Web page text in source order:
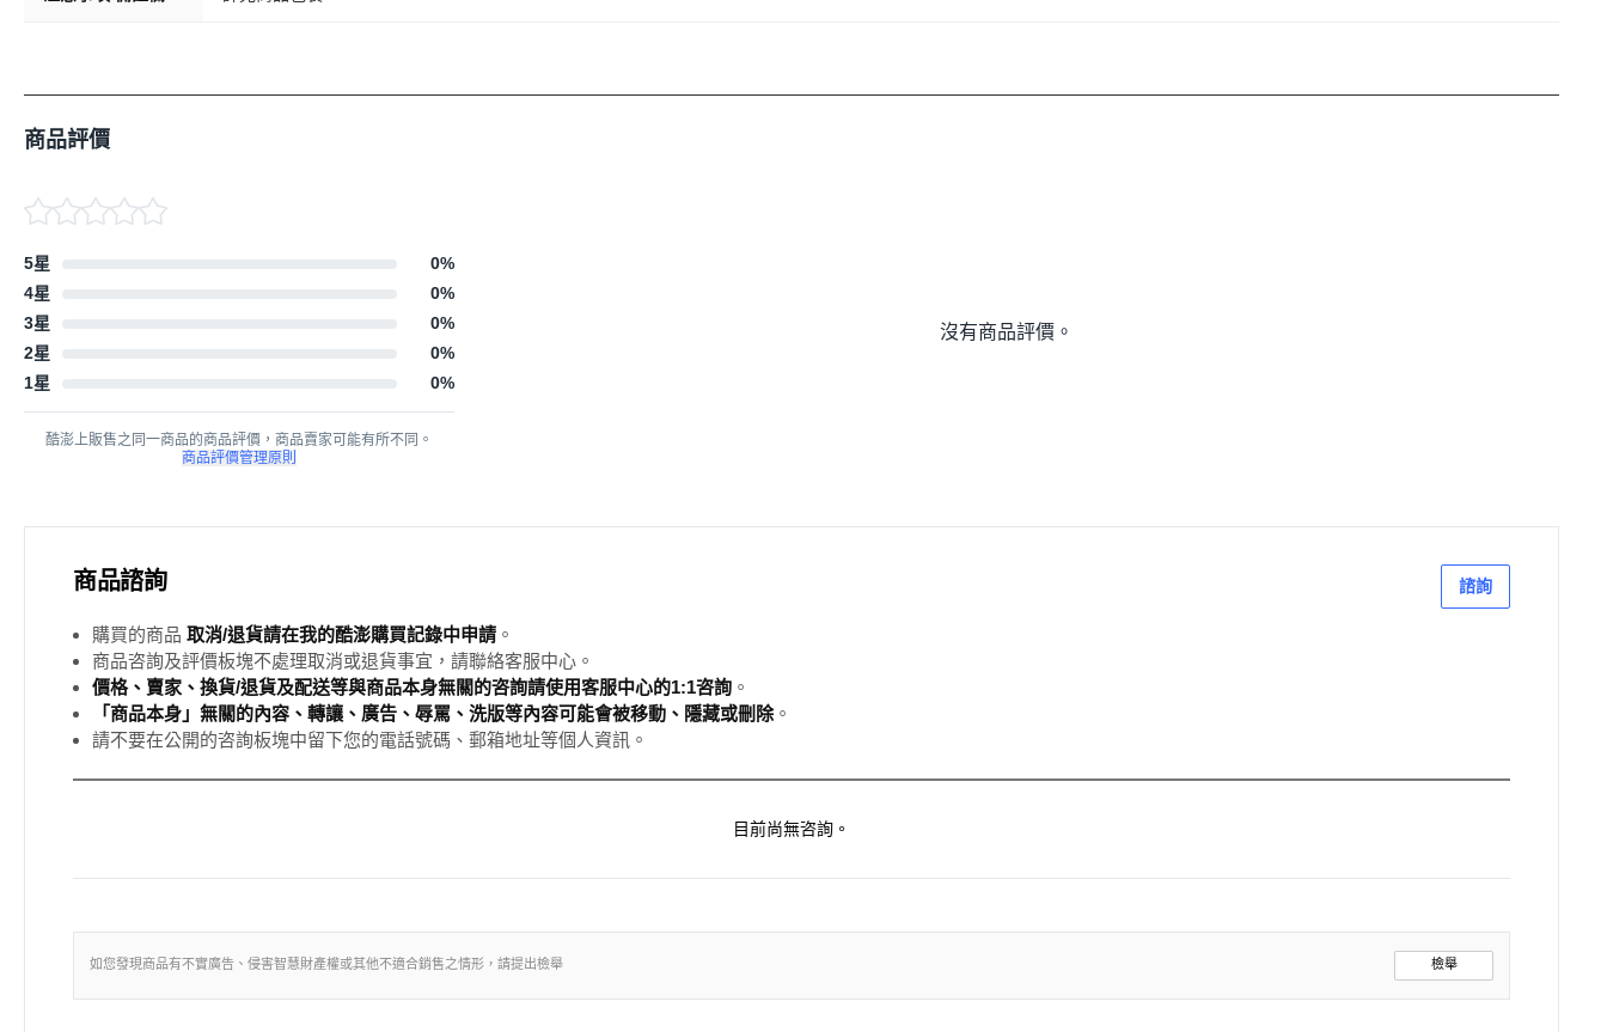
商品評價
5星 0%
4星
0%
3星
0%
2星
0%
1星
0%
酷澎上販售之同一商品的商品評價，商品賣家可能有所不同。
商品評價管理原則
沒有商品評價。
商品諮詢 諮詢
購買的商品 取消/退貨請在我的酷澎購買記錄中申請 。
商品咨詢及評價板塊不處理取消或退貨事宜，請聯絡客服中心。
價格、賣家、換貨/退貨及配送等與商品本身無關的咨詢請使用客服中心的1:1咨詢 。
「商品本身」無關的內容、轉讓、廣告、辱罵、洗版等內容可能會被移動、隱藏或刪除。
請不要在公開的咨詢板塊中留下您的電話號碼、郵箱地址等個人資訊。
目前尚無咨詢。
如您發現商品有不實廣告、侵害智慧財產權或其他不適合銷售之情形，請提出檢舉 檢舉